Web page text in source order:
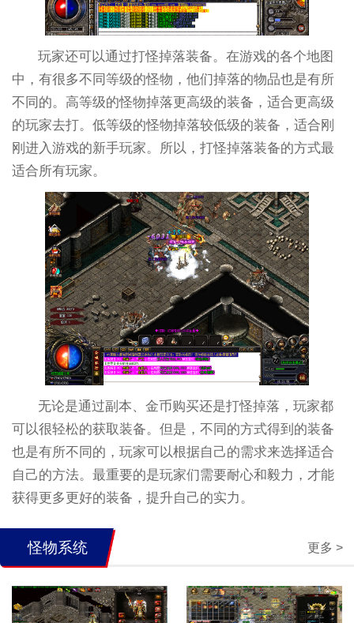
玩家还可以通过打怪掉落装备。在游戏的各个地图
中，有很多不同等级的怪物，他们掉落的物品也是有所
不同的。高等级的怪物掉落更高级的装备，适合更高级
的玩家去打。低等级的怪物掉落较低级的装备，适合刚
刚进入游戏的新手玩家。所以，打怪掉落装备的方式最
适合所有玩家。
无论是通过副本、金币购买还是打怪掉落，玩家都
可以很轻松的获取装备。但是，不同的方式得到的装备
也是有所不同的，玩家可以根据自己的需求来选择适合
自己的方法。最重要的是玩家们需要耐心和毅力，才能
获得更多更好的装备，提升自己的实力。
怪物系统 更多 >